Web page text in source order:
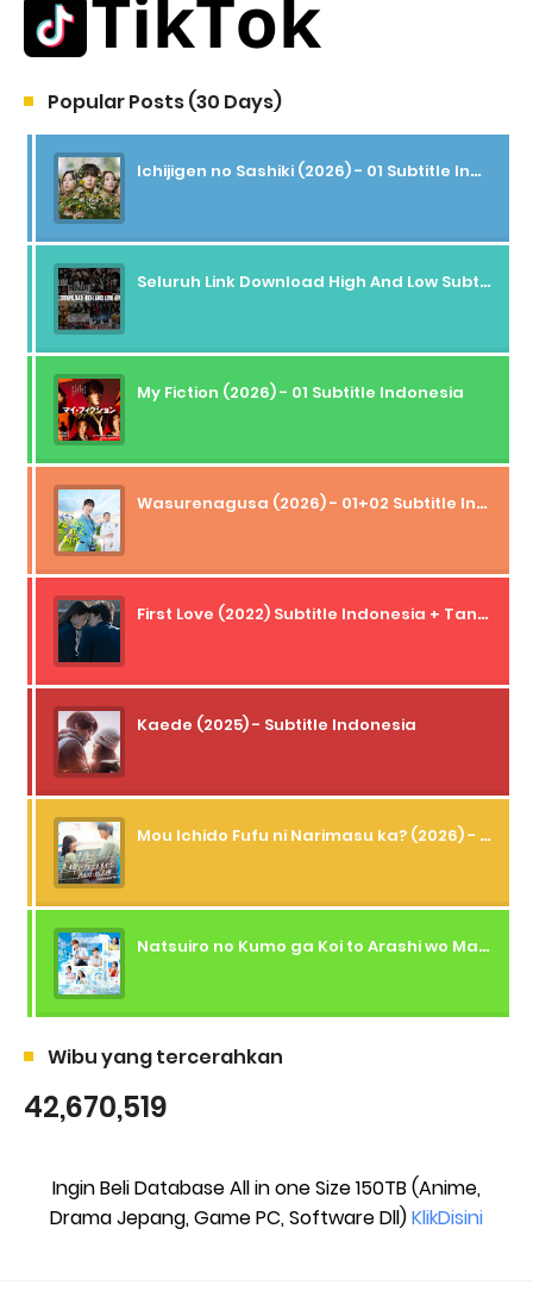
Popular Posts (30 Days)
Ichijigen no Sashiki (2026) - 01 Subtitle Indonesia
Seluruh Link Download High And Low Subtitle Indonesia
My Fiction (2026) - 01 Subtitle Indonesia
Wasurenagusa (2026) - 01+02 Subtitle Indonesia
First Love (2022) Subtitle Indonesia + Tanpa Iklan + Streaming + 1080p
Kaede (2025) - Subtitle Indonesia
Mou Ichido Fufu ni Narimasu ka? (2026) - 01 Subtitle Indonesia
Natsuiro no Kumo ga Koi to Arashi wo Makiokosu (2026) - 01 Subtitle Indonesia
Wibu yang tercerahkan
42,670,519
Ingin Beli Database All in one Size 150TB (Anime,
Drama Jepang, Game PC, Software Dll)KlikDisini